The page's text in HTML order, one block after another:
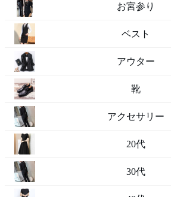
お宮参り
ベスト
アウター
靴
アクセサリー
20代
30代